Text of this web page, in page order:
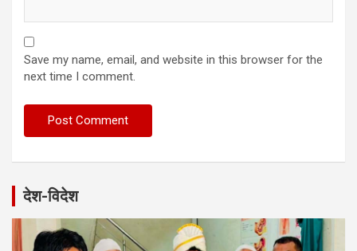
Save my name, email, and website in this browser for the
next time I comment.
देश-विदेश